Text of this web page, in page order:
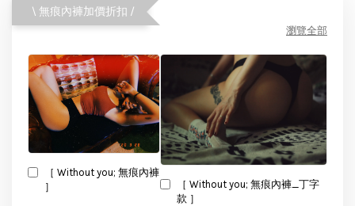
\ 無痕內褲加價折扣 /
瀏覽全部
［ Without you; 無痕內褲
］
［ Without you; 無痕內褲_丁字
款 ］